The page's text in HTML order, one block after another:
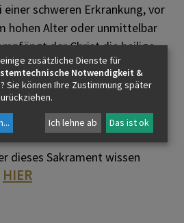
Weg mit Gott -
Weihe
schweren Erkrankung, vor
hohen Alter oder unmittelbar
der Christ die heilige
verständigen sie rechtzeitig
dieses Sakrament wissen
HIER
zusätzliche Dienste für
Notwendigkeit &
Sie können Ihre Zustimmung später
... Ich lehne ab Das ist ok